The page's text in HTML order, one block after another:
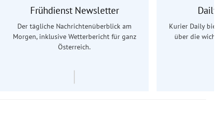
Frühdienst Newsletter
Der tägliche Nachrichtenüberblick am
Morgen, inklusive Wetterbericht für ganz
Österreich.
Daily
Kurier Daily
über die